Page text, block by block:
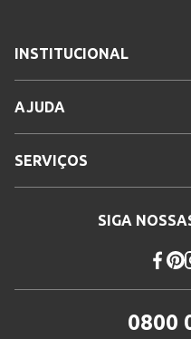
INSTITUCIONAL
AJUDA
SERVIÇOS
SIGA
0800